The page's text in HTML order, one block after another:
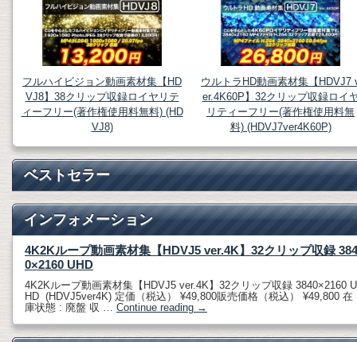
フルハイビジョン動画素材集【HD
VJ8】38クリップ収録ロイヤリテ
ィーフリー(著作権使用料無料) (HD
VJ8)
ウルトラHD動画素材集【HDVJ7
er.4K60P】32クリップ収録ロイ
リティーフリー(著作権使用料無
料) (HDVJ7ver4K60P)
ベストセラー
インフォメーション
4K2Kループ動画素材集【HDVJ5 ver.4K】32クリップ収録 384
0×2160 UHD
4K2Kループ動画素材集【HDVJ5 ver.4K】32クリップ収録 3840×2160 U
HD (HDVJ5ver4K) 定価（税込） ¥49,800販売価格（税込） ¥49,800 在
庫状態 : 廃盤 収 … Continue reading →